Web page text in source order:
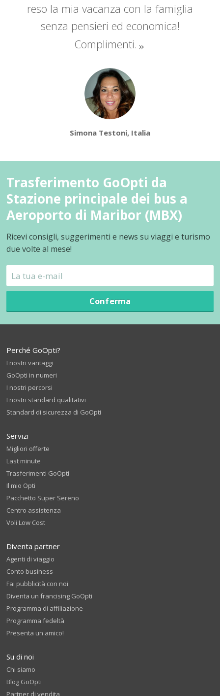
reso la mia vacanza con la famiglia
senza pensieri ed economica!
Complimenti.
Simona Testoni, Italia
Trasferimento GoOpti da
Stazione principale dei bus a
Aeroporto di Maribor (MBX)
Ricevi consigli, suggerimenti e news su viaggi e turismo
due volte al mese!
Conferma
Perché GoOpti?
I nostri vantaggi
GoOpti in numeri
I nostri percorsi
I nostri standard qualitativi
Standard di sicurezza di GoOpti
Servizi
Migliori offerte
Last minute
Trasferimenti GoOpti
Il mio Opti
Pacchetto Super Sereno
Centro assistenza
Voli Low Cost
Diventa partner
Agenti di viaggio
Conto business
Fai pubblicità con noi
Diventa un francising GoOpti
Programma di affiliazione
Programma fedeltà
Presenta un amico!
Su di noi
Chi siamo
Blog GoOpti
Partner di vendita